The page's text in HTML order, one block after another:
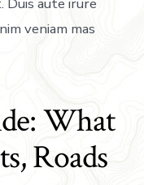
Duis aute irure
veniam mas
What
Roads